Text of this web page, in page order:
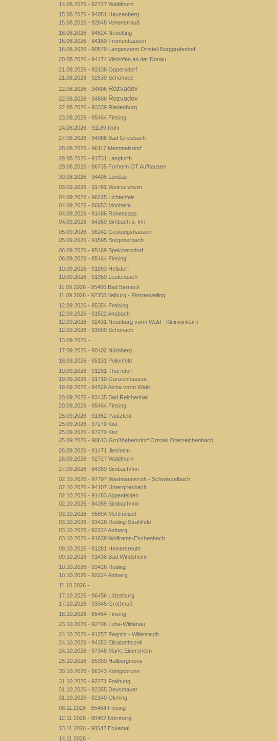
14.08.2026 - 92727 Waldthurn
15.08.2026 - 94051 Hauzenberg
15.08.2026 - 92648 Vohenstrauß
16.08.2026 - 84524 Neuötting
16.08.2026 - 84160 Frontenhausen
16.08.2026 - 90579 Langenzenn Ortsteil Burggrafenhof
20.08.2026 - 94474 Vilshofen an der Donau
21.08.2026 - 93138 Oppersdorf
21.08.2026 - 92539 Schönsee
22.08.2026 - 34806 Rozvadov
22.08.2026 - 34806 Rozvadov
22.08.2026 - 93339 Riedenburg
23.08.2026 - 85464 Finsing
24.08.2026 - 91189 Rohr
27.08.2026 - 94086 Bad Griesbach
28.08.2026 - 96117 Memmelsdorf
29.08.2026 - 91731 Langfurth
29.08.2026 - 86735 Forheim OT Aufhausen
30.08.2026 - 94405 Landau
03.09.2026 - 91781 Weimersheim
04.09.2026 - 96215 Lichtenfels
04.09.2026 - 86653 Monheim
04.09.2026 - 91486 Rohensaas
04.09.2026 - 84359 Simbach a. Inn
05.09.2026 - 96242 Gestungshausen
05.09.2026 - 91595 Burgoberbach
06.09.2026 - 95469 Speichersdorf
06.09.2026 - 85464 Finsing
10.09.2026 - 91093 Heßdorf
10.09.2026 - 91359 Leutenbach
11.09.2026 - 95460 Bad Berneck
11.09.2026 - 92355 Velburg - Finsterweiling
12.09.2026 - 85354 Freising
12.09.2026 - 91522 Ansbach
12.09.2026 - 92431 Neunburg vorm Wald - Kleinwinklarn
12.09.2026 - 93099 Schönach
13.09.2026 -
17.09.2026 - 90402 Nürnberg
18.09.2026 - 85131 Pollenfeld
19.09.2026 - 91281 Thurndorf
19.09.2026 - 91710 Gunzenhausen
19.09.2026 - 94529 Aicha vorm Wald
20.09.2026 - 83435 Bad Reichenhall
20.09.2026 - 85464 Finsing
25.09.2026 - 91352 Pautzfeld
25.09.2026 - 97270 Kist
25.09.2026 - 97270 Kist
25.09.2026 - 90613 Großhabersdorf Ortsteil Oberreichenbach
26.09.2026 - 91471 Illesheim
26.09.2026 - 92727 Waldthurn
27.09.2026 - 84359 Simbach/Inn
02.10.2026 - 97797 Wartmannsroth - Schwärzelbach
02.10.2026 - 94107 Untergriesbach
02.10.2026 - 91483 Appenfelden
02.10.2026 - 84359 Simbach/Inn
03.10.2026 - 95694 Mehlmeisel
03.10.2026 - 93426 Roding-Strahlfeld
03.10.2026 - 92224 Amberg
03.10.2026 - 91639 Wolframs-Eschenbach
09.10.2026 - 91281 Heinersreuth
09.10.2026 - 91438 Bad Windsheim
10.10.2026 - 93426 Roding
10.10.2026 - 92224 Amberg
11.10.2026 -
17.10.2026 - 86456 Lützelburg
17.10.2026 - 93345 Großmuß
18.10.2026 - 85464 Finsing
23.10.2026 - 92706 Luhe-Wildenau
24.10.2026 - 91257 Pegnitz - Willenreuth
24.10.2026 - 94353 Elisabethszell
24.10.2026 - 97348 Markt Einersheim
25.10.2026 - 85399 Hallbergmoos
30.10.2026 - 86343 Königsbrunn
31.10.2026 - 92271 Freihung
31.10.2026 - 92355 Deusmauer
31.10.2026 - 82140 Olching
08.11.2026 - 85464 Finsing
12.11.2026 - 90402 Nürnberg
13.11.2026 - 90542 Eckental
14.11.2026 -